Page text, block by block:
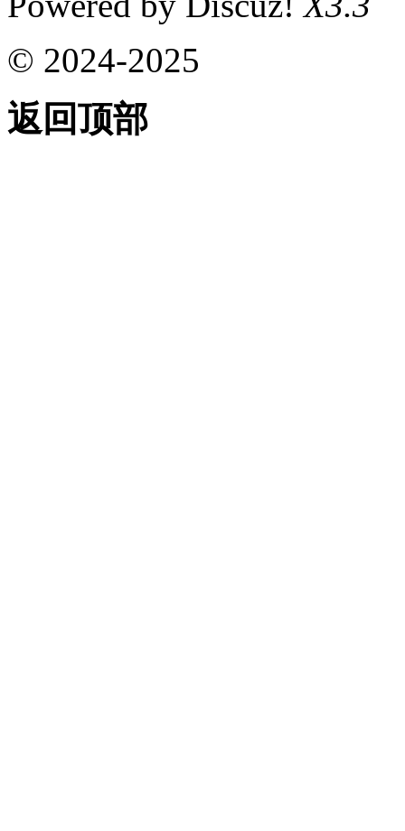
© 2024-2025
返回顶部